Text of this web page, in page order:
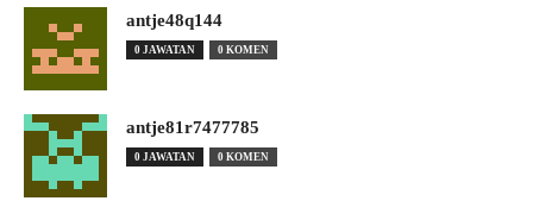
antje48q144
0 JAWATAN 0 KOMEN
antje81r7477785
0 JAWATAN 0 KOMEN